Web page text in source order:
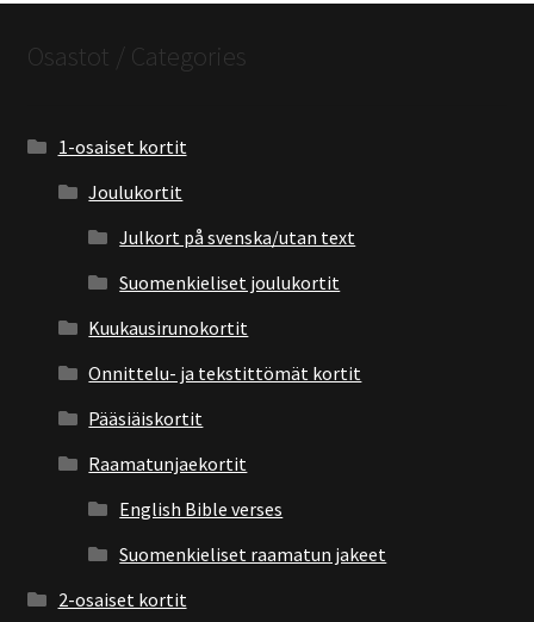
Osastot / Categories
1-osaiset kortit
Joulukortit
Julkort på svenska/utan text
Suomenkieliset joulukortit
Kuukausirunokortit
Onnittelu- ja tekstittömät kortit
Pääsiäiskortit
Raamatunjaekortit
English Bible verses
Suomenkieliset raamatun jakeet
2-osaiset kortit